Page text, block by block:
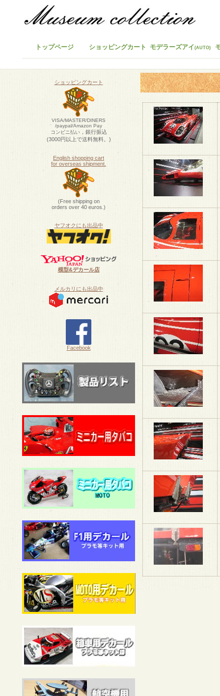
トップページ ショッピングカート モデラーズアイ(AUTO)
ショッピングカート
VISA/MASTER/DINERS
/paypal/Amazon Pay
コンビニ払い，銀行振込
(3000円以上で送料無料。)
English shopping cart
for overseas shipment.
(Free shipping on
orders over 40 euros.)
ヤフオクにも出品中
模型&デカール店
メルカリにも出品中
Facebook